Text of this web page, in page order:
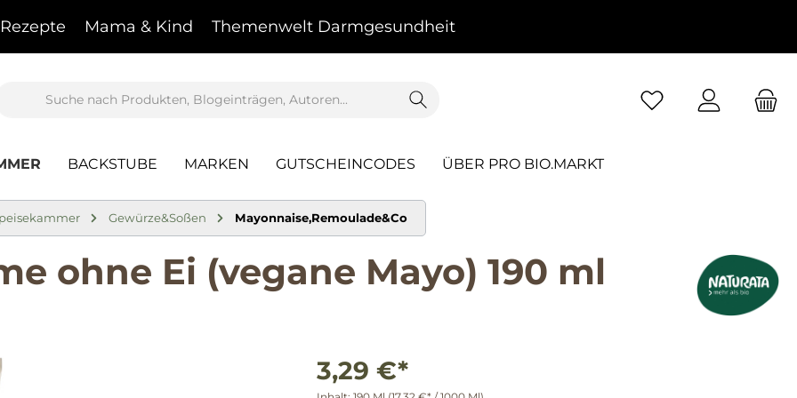
Rezepte Mama & Kind Themenwelt Darmgesundheit
BACKSTUBE MARKEN GUTSCHEINCODES ÜBER PRO BIO.MARKT
Gewürze&Soßen Mayonnaise,Remoulade&Co
ohne Ei (vegane Mayo) 190 ml
3,29 €*